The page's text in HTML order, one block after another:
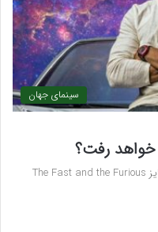
سینمای جهان
[ad_1] یک شوخی قدیمی وجود دارد که فرنچایز The Fast and the Furious